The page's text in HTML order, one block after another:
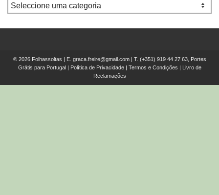
© 2026 Folhassoltas | E. graca.freire@gmail.com| T. (+351) 919 44 27 63, Portes
Grátis para Portugal
Política de Privacidade| Termos e Condições
Livro de
Reclamações